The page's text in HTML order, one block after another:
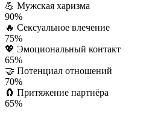
💪 Мужская харизма
90%
🔥 Сексуальное влечение
75%
💖 Эмоциональный контакт
65%
🤝 Потенциал отношений
70%
🧲 Притяжение партнёра
65%